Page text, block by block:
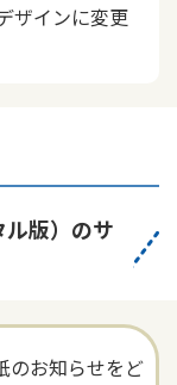
ザインに変更
版）のサ
のお知らせをど